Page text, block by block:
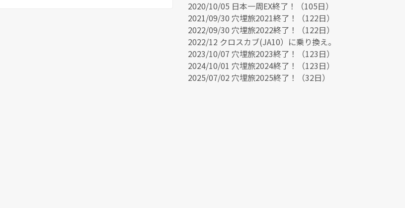
2020/10/05 日本一周EX終了！（105日）
2021/09/30 穴埋旅2021終了！（122日）
2022/09/30 穴埋旅2022終了！（122日）
2022/12 クロスカブ(JA10）に乗り換え。
2023/10/07 穴埋旅2023終了！（123日）
2024/10/01 穴埋旅2024終了！（123日）
2025/07/02 穴埋旅2025終了！（32日）